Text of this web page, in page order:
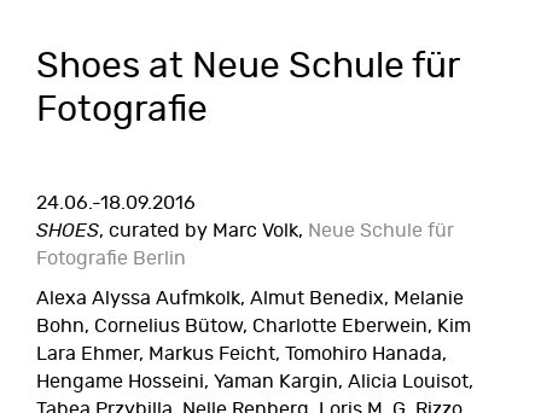
Shoes at Neue Schule für
Fotografie
24.06.-18.09.2016
SHOES, curated by Marc Volk, Neue Schule für
Fotografie Berlin
Alexa Alyssa Aufmkolk, Almut Benedix, Melanie
Bohn, Cornelius Bütow, Charlotte Eberwein, Kim
Lara Ehmer, Markus Feicht, Tomohiro Hanada,
Hengame Hosseini, Yaman Kargin, Alicia Louisot,
Tabea Przybilla, Nelle Renberg, Loris M. G. Rizzo